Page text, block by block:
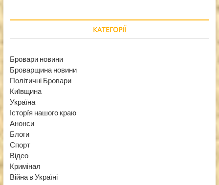
КАТЕГОРІЇ
Бровари новини
Броварщина новини
Політичні Бровари
Київщина
Україна
Історїя нашого краю
Анонси
Блоги
Спорт
Відео
Кримінал
Війна в Україні